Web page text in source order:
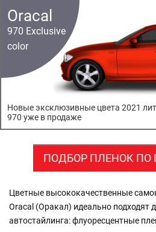
Oracal
970 Exclusive
color
Новые эксклюзивные цвета 2021
970 уже в продаже
ПОДБОР ПЛЕНОК ПО
Цветные высококачественные
Oracal (Оракал) идеально подходят
автостайлинга: флуоресцентные